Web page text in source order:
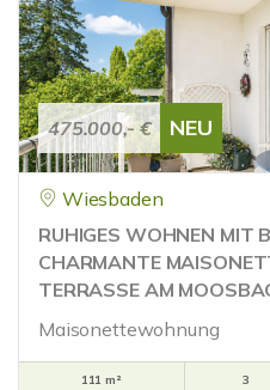
475.000,- € NEU
Wiesbaden
RUHIGES WOHNEN MIT
CHARMANTE
TERRASSE AM
Maisonettewohnung
111 m²
3